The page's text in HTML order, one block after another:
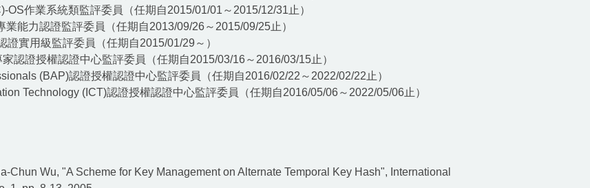
作業系統類監評委員（任期自2015/01/01～2015/12/31止）
能力認證監評委員（任期自2013/09/26～2015/09/25止）
實用級監評委員（任期自2015/01/29～）
認證授權認證中心監評委員（任期自2015/03/16～2016/03/15止）
(BAP)認證授權認證中心監評委員（任期自2016/02/22～2022/02/22止）
Technology (ICT)認證授權認證中心監評委員（任期自2016/05/06～2022/05/06止）
Chun Wu, "A Scheme for Key Management on Alternate Temporal Key Hash", International